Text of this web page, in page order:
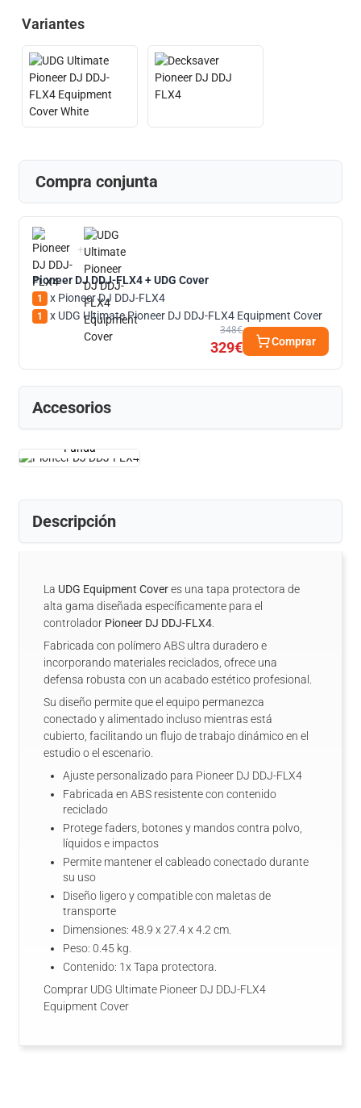
Variantes
Compra conjunta
+
Pioneer DJ DDJ-FLX4 + UDG Cover
1 x Pioneer DJ DDJ-FLX4
1 x UDG Ultimate Pioneer DJ DDJ-FLX4 Equipment Cover
348€
329€ Comprar
Accesorios
Funda
Descripción
La UDG Equipment Coveres una tapa protectora de
alta gama diseñada específicamente para el
controlador Pioneer DJ DDJ-FLX4
Fabricada con polímero ABS ultra duradero e
incorporando materiales reciclados, ofrece una
defensa robusta con un acabado estético profesional.
Su diseño permite que el equipo permanezca
conectado y alimentado incluso mientras está
cubierto, facilitando un flujo de trabajo dinámico en el
estudio o el escenario.
Ajuste personalizado para Pioneer DJ DDJ-FLX4
Fabricada en ABS resistente con contenido
reciclado
Protege faders, botones y mandos contra polvo,
líquidos e impactos
Permite mantener el cableado conectado durante
su uso
Diseño ligero y compatible con maletas de
transporte
Dimensiones: 48.9 x 27.4 x 4.2 cm.
Peso: 0.45 kg.
Contenido: 1x Tapa protectora.
Comprar UDG Ultimate Pioneer DJ DDJ-FLX4
Equipment Cover